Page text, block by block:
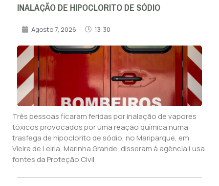
INALAÇÃO DE HIPOCLORITO DE SÓDIO
Agosto 7, 2026 13:30
Três pessoas ficaram feridas por inalação de vapores
tóxicos provocados por uma reação química numa
trasfega de hipoclorito de sódio, no Mariparque, em
Vieira de Leiria, Marinha Grande, disseram à agência Lusa
fontes da Proteção Civil.